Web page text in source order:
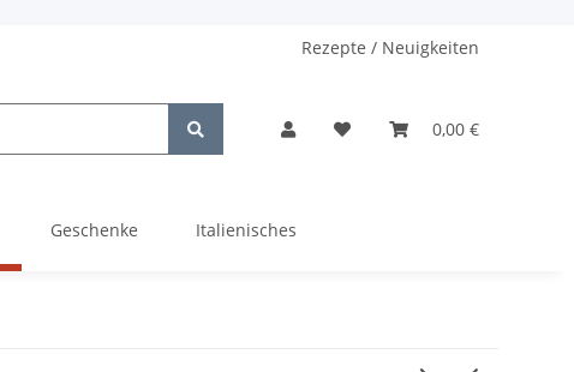
Rezepte / Neuigkeiten
0,00 €
Geschenke Italienisches